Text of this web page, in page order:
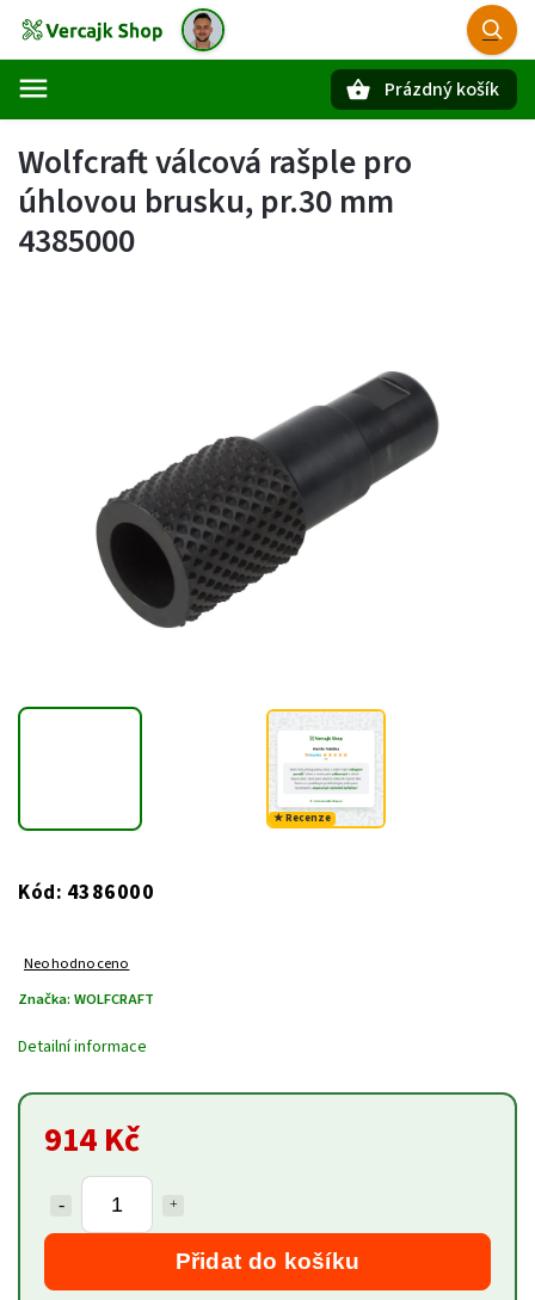
Prázdný košík
Wolfcraft válcová rašple pro
úhlovou brusku, pr.30 mm
4385000
★ Recenze
Kód: 4386000
Neohodnoceno
Značka: WOLFCRAFT
914 Kč
Přidat do košíku
Detailní informace